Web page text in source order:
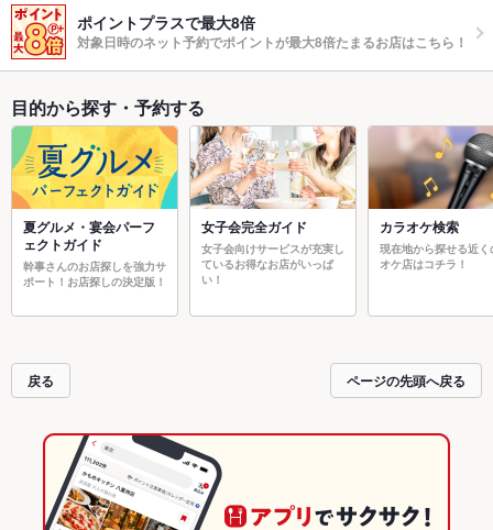
ポイントプラスで最大8倍
対象日時のネット予約でポイントが最大8倍たまるお店はこちら！
目的から探す・予約する
夏グルメ・宴会パーフ
ェクトガイド
幹事さんのお店探しを強力サ
ポート！お店探しの決定版！
女子会完全ガイド
女子会向けサービスが充実し
ているお得なお店がいっぱ
い！
カラオケ検索
現在地から探せる近く
オケ店はコチラ！
戻る ページの先頭へ戻る